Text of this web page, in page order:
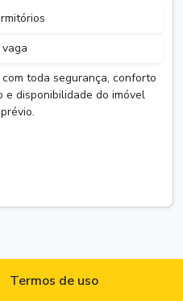
toda segurança, conforto
e disponibilidade do imóvel
Termos de uso